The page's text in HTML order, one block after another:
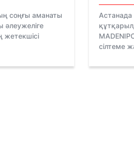
соңғы аманаты
әлеужеліге
сілтеме